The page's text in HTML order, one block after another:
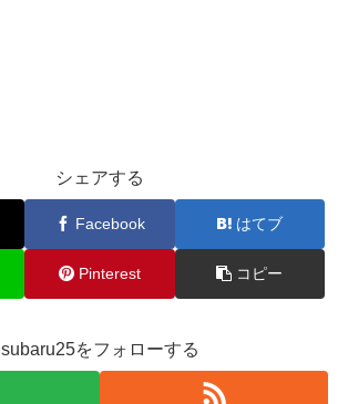
シェアする
Facebook はてブ
Pinterest コピー
subaru25をフォローする